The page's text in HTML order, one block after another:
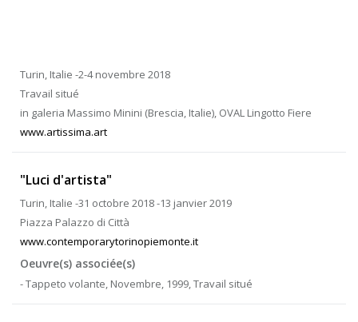
Turin, Italie -2-4 novembre 2018
Travail situé
in galeria Massimo Minini (Brescia, Italie), OVAL Lingotto Fiere
www.artissima.art
"Luci d'artista"
Turin, Italie -31 octobre 2018 -13 janvier 2019
Piazza Palazzo di Città
www.contemporarytorinopiemonte.it
Oeuvre(s) associée(s)
- Tappeto volante, Novembre, 1999, Travail situé